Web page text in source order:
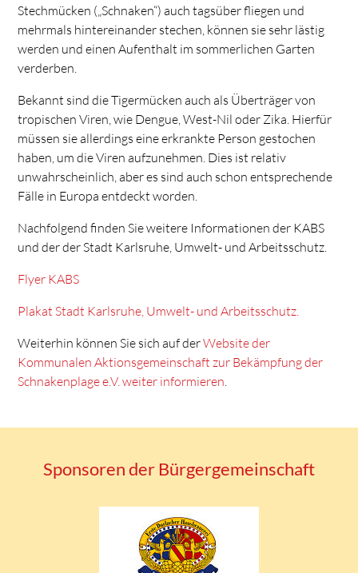
Stechmücken („Schnaken“) auch tagsüber fliegen und
mehrmals hintereinander stechen, können sie sehr lästig
werden und einen Aufenthalt im sommerlichen Garten
verderben.
Bekannt sind die Tigermücken auch als Überträger von
tropischen Viren, wie Dengue, West-Nil oder Zika. Hierfür
müssen sie allerdings eine erkrankte Person gestochen
haben, um die Viren aufzunehmen. Dies ist relativ
unwahrscheinlich, aber es sind auch schon entsprechende
Fälle in Europa entdeckt worden.
Nachfolgend finden Sie weitere Informationen der KABS
und der der Stadt Karlsruhe, Umwelt- und Arbeitsschutz.
Flyer KABS
Plakat Stadt Karlsruhe, Umwelt- und Arbeitsschutz.
Weiterhin können Sie sich auf derWebsite der
Kommunalen Aktionsgemeinschaft zur Bekämpfung der
Schnakenplage e.V. weiter informieren.
Sponsoren der Bürgergemeinschaft